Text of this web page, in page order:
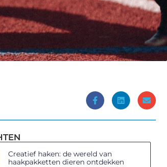
Creatief haken: de wereld van
haakpakketten dieren ontdekken